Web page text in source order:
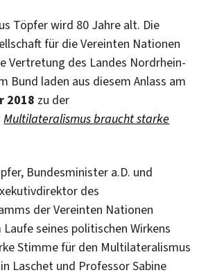
Töpfer wird 80 Jahre alt. Die
für die Vereinten Nationen
Vertretung des Landes Nordrhein-
Bund laden aus diesem Anlass am
2018 zu der
Multilateralismus braucht starke
Bundesminister a.D. und
des
der Vereinten Nationen
seines politischen Wirkens
Stimme für den Multilateralismus
Laschet und Professor Sabine